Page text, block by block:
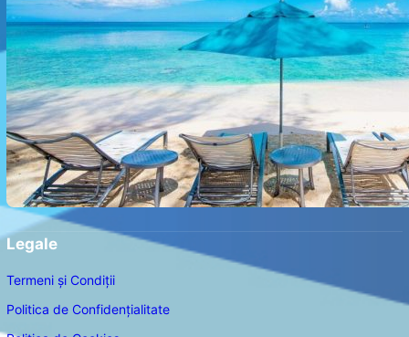
Legale
Termeni și Condiții
Politica de Confidențialitate